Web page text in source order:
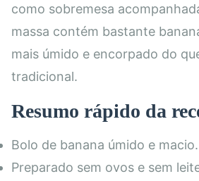
como sobremesa
massa contém bastante
mais úmido e encorpado do
tradicional.
Resumo rápido da
Bolo de banana úmido e macio.
Preparado sem ovos e sem